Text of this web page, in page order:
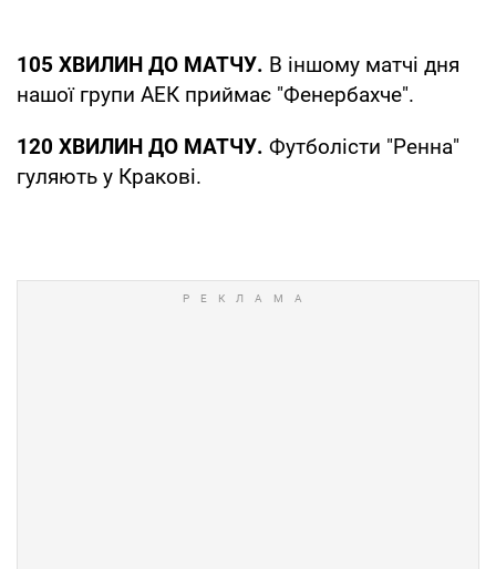
105 ХВИЛИН ДО МАТЧУ. В іншому матчі дня
нашої групи АЕК приймає "Фенербахче".
120 ХВИЛИН ДО МАТЧУ. Футболісти "Ренна"
гуляють у Кракові.